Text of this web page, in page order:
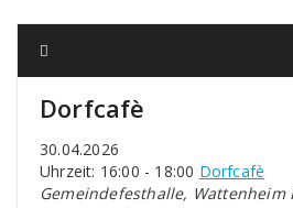
Dorfcafè
30.04.2026
Uhrzeit: 16:00 - 18:00 Dorfcafè
Gemeindefesthalle, Wattenheim